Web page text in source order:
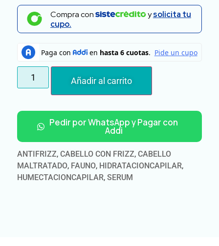
Compra con ysolicita tu
cupo.
Añadir al carrito
Pedir por WhatsApp y Pagar con
Addi
ANTIFRIZZ, CABELLO CON FRIZZ, CABELLO
MALTRATADO, FAUNO, HIDRATACIONCAPILAR,
HUMECTACIONCAPILAR, SERUM